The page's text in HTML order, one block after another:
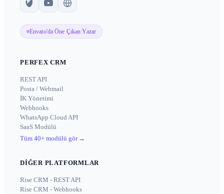
Envato'da Öne Çıkan Yazar
PERFEX CRM
REST API
Posta / Webmail
İK Yönetimi
Webhooks
WhatsApp Cloud API
SaaS Modülü
Tüm 40+ modülü gör →
DIĞER PLATFORMLAR
Rise CRM - REST API
Rise CRM - Webhooks